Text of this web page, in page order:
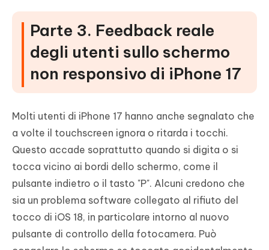
Parte 3. Feedback reale
degli utenti sullo schermo
non responsivo di iPhone 17
Molti utenti di iPhone 17 hanno anche segnalato che
a volte il touchscreen ignora o ritarda i tocchi.
Questo accade soprattutto quando si digita o si
tocca vicino ai bordi dello schermo, come il
pulsante indietro o il tasto "P". Alcuni credono che
sia un problema software collegato al rifiuto del
tocco di iOS 18, in particolare intorno al nuovo
pulsante di controllo della fotocamera. Può